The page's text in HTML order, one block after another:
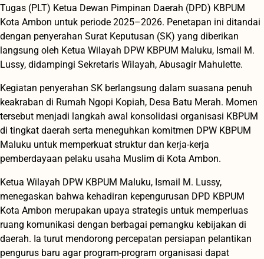
Tugas (PLT) Ketua Dewan Pimpinan Daerah (DPD) KBPUM
Kota Ambon untuk periode 2025–2026. Penetapan ini ditandai
dengan penyerahan Surat Keputusan (SK) yang diberikan
langsung oleh Ketua Wilayah DPW KBPUM Maluku, Ismail M.
Lussy, didampingi Sekretaris Wilayah, Abusagir Mahulette.
Kegiatan penyerahan SK berlangsung dalam suasana penuh
keakraban di Rumah Ngopi Kopiah, Desa Batu Merah. Momen
tersebut menjadi langkah awal konsolidasi organisasi KBPUM
di tingkat daerah serta meneguhkan komitmen DPW KBPUM
Maluku untuk memperkuat struktur dan kerja-kerja
pemberdayaan pelaku usaha Muslim di Kota Ambon.
Ketua Wilayah DPW KBPUM Maluku, Ismail M. Lussy,
menegaskan bahwa kehadiran kepengurusan DPD KBPUM
Kota Ambon merupakan upaya strategis untuk memperluas
ruang komunikasi dengan berbagai pemangku kebijakan di
daerah. Ia turut mendorong percepatan persiapan pelantikan
pengurus baru agar program-program organisasi dapat